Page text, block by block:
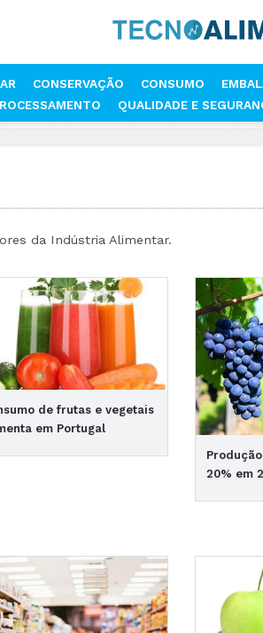
CONSERVAÇÃO CONSUMO
QUALIDADE E
da Indústria Alimentar.
de frutas e vegetais
em Portugal
20% em